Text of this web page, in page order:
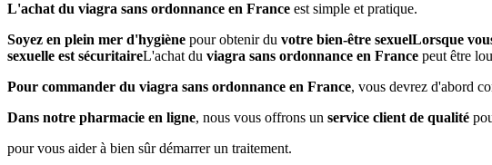
L'achat du viagra sans ordonnance en France est simple et pratique.
Soyez en plein mer d'hygiène pour obtenir du votre bien-être sexuelLorsque
sexuelle est sécuritaireL'achat du viagra sans ordonnance en France peut être
Pour commander du viagra sans ordonnance en France, vous devrez d'abord
Dans notre pharmacie en ligne, nous vous offrons un service client de qualité
pour vous aider à bien sûr démarrer un traitement.